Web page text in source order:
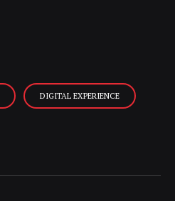
DIGITAL EXPERIENCE